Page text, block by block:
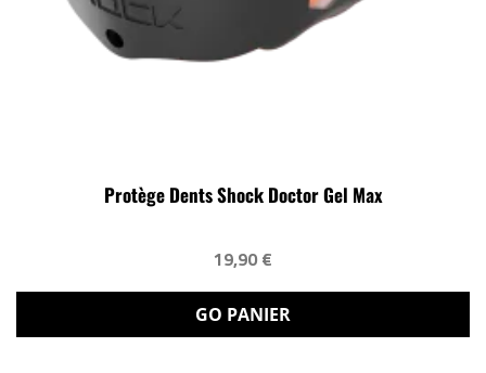
Protège Dents Shock Doctor Gel Max
19,90 €
GO PANIER